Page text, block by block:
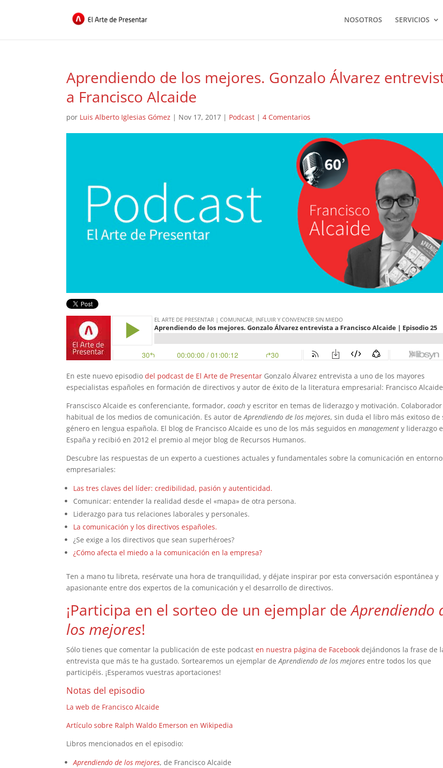
NOSOTROS SERVICIOS
Aprendiendo de los mejores. Gonzalo Álvarez
a Francisco Alcaide
por Luis Alberto Iglesias Gómez | Nov 17, 2017 | Podcast |4 Comentarios
En este nuevo episodiodel podcast de El Arte de Presentar Gonzalo Álvarez entrevista a uno de los mayores
especialistas españoles en formación de directivos y autor de éxito de la literatura empresarial: Francisco
Franscisco Alcaide es conferenciante, formador,coach y escritor en temas de liderazgo y motivación. Colaborador
habitual de los medios de comunicación. Es autor deAprendiendo de los mejores, sin duda el libro más exitoso de
género en lengua española. El blog de Francisco Alcaide es uno de los más seguidos enmanagement y liderazgo
España y recibió en 2012 el premio al mejor blog de Recursos Humanos.
Descubre las respuestas de un experto a cuestiones actuales y fundamentales sobre la comunicación en
empresariales:
Las tres claves del líder: credibilidad, pasión y autenticidad.
Comunicar: entender la realidad desde el «mapa» de otra persona.
Liderazgo para tus relaciones laborales y personales.
La comunicación y los directivos españoles.
¿Se exige a los directivos que sean superhéroes?
¿Cómo afecta el miedo a la comunicación en la empresa?
Ten a mano tu libreta, resérvate una hora de tranquilidad, y déjate inspirar por esta conversación espontánea y
apasionante entre dos expertos de la comunicación y el desarrollo de directivos.
¡Participa en el sorteo de un ejemplar deAprendiendo
los mejores!
Sólo tienes que comentar la publicación de este podcasten nuestra página de Facebook dejándonos la frase de
entrevista que más te ha gustado. Sortearemos un ejemplar deAprendiendo de los mejores entre todos los que
participéis. ¡Esperamos vuestras aportaciones!
Notas del episodio
La web de Francisco Alcaide
Artículo sobre Ralph Waldo Emerson en Wikipedia
Libros mencionados en el episodio:
Aprendiendo de los mejores, de Francisco Alcaide